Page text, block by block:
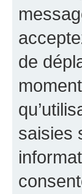
de
saisies